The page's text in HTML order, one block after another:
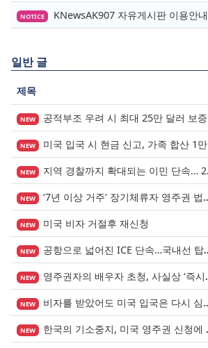
NOTICE KNewsAK907 자유게시판 이용안내
일반 글
제목
NEW 공적부조 우려 시 최대 25만 달러 보증금? 영주권 심사의 새로운 변수
NEW 미국 입국 시 현금 신고, 가족 합산 1만 달러가 기준입니다.
NEW 지역 경찰까지 확대되는 이민 단속… 287(g) 프로그램의 대대적 확장
NEW ‘7년 이상 거주’ 장기체류자 영주권 법안 재추진… 현실화될 수 있을까?
NEW 미국 비자 거절후 재신청
NEW 공항으로 넓어진 ICE 단속…국내선 탑승도 더 이상 안전지대 아니다.
NEW 영주권자의 배우자 초청, 사실상 ‘즉시 진행’ 시대 열렸다.
NEW 비자를 받았어도 미국 입국은 다시 심사받습니다.
NEW 한국의 기소중지, 미국 영주권 신청에 어떤 영향을 미칠까?